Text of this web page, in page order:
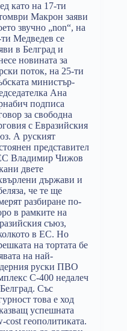
като на 17-ти
Макрон заяви
звучно „non“, на
Медведев се
в Белград и
новината за
поток, на 25-ти
министър-
Ана
подписа
за свободна
с Евразийския
А руският
представител
Владимир Чижов
двете
държави и
че те ще
разбиране по-
в рамките на
съюз,
в ЕС. Но
на тортата бе
на най-
руски ПВО
С-400 недалеч
Със
това е ход
успешната
cost геополитиката.